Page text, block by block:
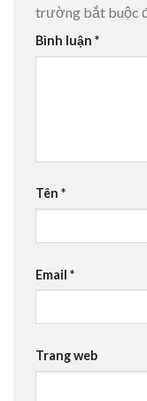
trường bắt buộc
Bình luận *
Tên *
Email *
Trang web